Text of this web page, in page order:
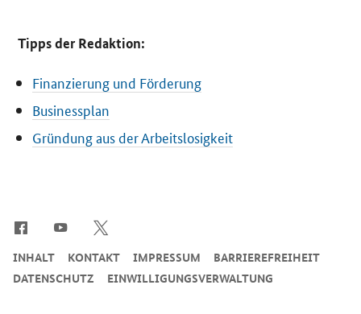
Tipps der Redaktion:
Finanzierung und Förderung
Businessplan
Gründung aus der Arbeitslosigkeit
INHALT KONTAKT IMPRESSUM
BARRIEREFREIHEIT
DATENSCHUTZ
EINWILLIGUNGSVERWALTUNG